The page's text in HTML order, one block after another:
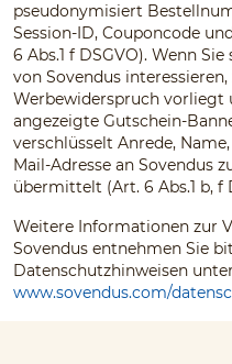
pseudonymisiert
Session-ID, Couponcode
6 Abs.1 f DSGVO). Wenn
von Sovendus
Werbewiderspruch vorliegt
angezeigte Gutschein-
verschlüsselt Anrede,
Mail-Adresse an Sovendus
übermittelt (Art. 6 Abs.1 b, f
Weitere Informationen zur
Sovendus entnehmen Sie
Datenschutzhinweisen unter
www.sovendus.com/